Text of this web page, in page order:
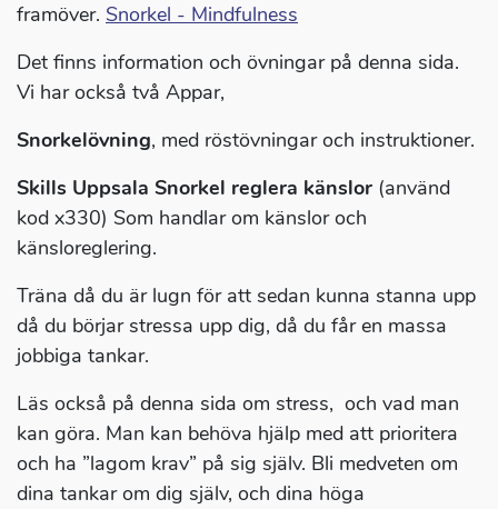
framöver. Snorkel - Mindfulness
Det finns information och övningar på denna sida.
Vi har också två Appar,
Snorkelövning, med röstövningar och instruktioner.
Skills Uppsala Snorkel reglera känslor (använd
kod x330) Som handlar om känslor och
känsloreglering.
Träna då du är lugn för att sedan kunna stanna upp
då du börjar stressa upp dig, då du får en massa
jobbiga tankar.
Läs också på denna sida om stress, och vad man
kan göra. Man kan behöva hjälp med att prioritera
och ha ”lagom krav” på sig själv. Bli medveten om
dina tankar om dig själv, och dina höga